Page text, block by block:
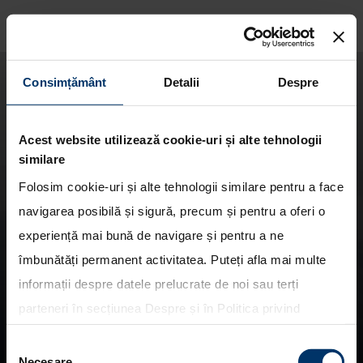
Consimțământ Detalii Despre
Acest website utilizează cookie-uri și alte tehnologii
similare
Folosim cookie-uri și alte tehnologii similare pentru a face
navigarea posibilă și sigură, precum și pentru a oferi o
experiență mai bună de navigare și pentru a ne
îmbunătăți permanent activitatea. Puteți afla mai multe
informații despre datele prelucrate de noi sau terți
parteneri în secțiunea Despre și în Politica privind
toate cookie-urile, una sau mai multe categorii sau să
Caracteristici.
Descopera Hyundai KONA.